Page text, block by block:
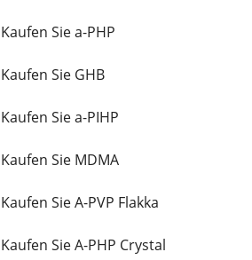
Kaufen Sie a-PHP
Kaufen Sie GHB
Kaufen Sie a-PIHP
Kaufen Sie MDMA
Kaufen Sie A-PVP Flakka
Kaufen Sie A-PHP Crystal